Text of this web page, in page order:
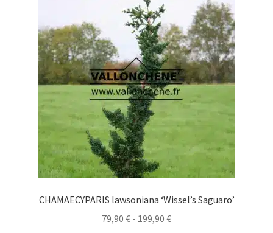
opciones
se
pueden
elegir
en
la
página
CHAMAECYPARIS lawsoniana ‘Wissel’s Saguaro’
79,90 € - 199,90 €Rango